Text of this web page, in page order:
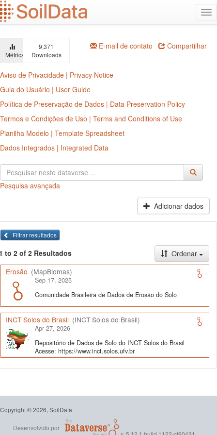
Ir
para
o
principal
Métricas
9,371
Downloads
E-mail de contato Compartilhar
Aviso de Privacidade | Privacy Notice
Guia do Usuário | User Guide
Política de Preservação de Dados | Data Preservation Policy
Termos e Condições de Uso | Terms and Conditions of Use
Planilha Modelo | Template Spreadsheet
Dados Integrados | Integrated Data
Pesquisa avançada
Adicionar dados
Filtrar resultados
to 2 of 2 Resultados
Ordenar
Erosão (MapBiomas)
Sep 17, 2025
Comunidade Brasileira de Dados de Erosão do Solo
INCT Solos do Brasil (INCT Solos do Brasil)
Apr 27, 2026
Repositório de Dados de Solo do INCT Solos do Brasil
Acesse: https://www.inct.solos.ufv.br
Copyright © 2026, SoilData
Desenvolvido por